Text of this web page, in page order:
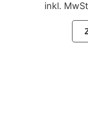
inkl.